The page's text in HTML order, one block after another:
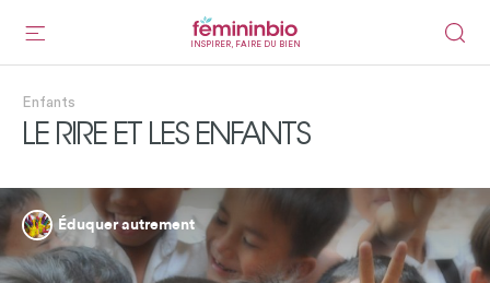
INSPIRER, FAIRE DU BIEN
Enfants
LE RIRE ET LES ENFANTS
Éduquer autrement